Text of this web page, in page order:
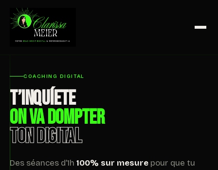
COACHING DIGITAL
T’INQUÍETE
ON VA DOMPTER
TON DIGITAL
Des séances d’1h 100% sur mesure pour que tu